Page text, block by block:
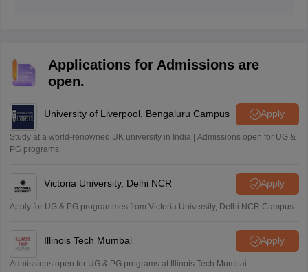
Applications for Admissions are
open.
University of Liverpool, Bengaluru Campus Apply
Study at a world-renowned UK university in India | Admissions open for UG &
PG programs.
Victoria University, Delhi NCR Apply
Apply for UG & PG programmes from Victoria University, Delhi NCR Campus
Illinois Tech Mumbai Apply
Admissions open for UG & PG programs at Illinois Tech Mumbai